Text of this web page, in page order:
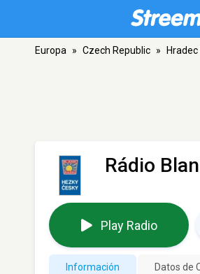
Europa » Czech Republic »
Rádio
Play Radio
Información Datos de